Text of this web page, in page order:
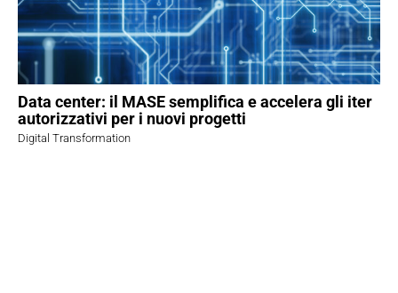
Data center: il MASE semplifica e accelera gli iter
autorizzativi per i nuovi progetti
Digital Transformation